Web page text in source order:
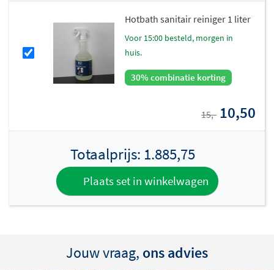
Hotbath sanitair reiniger 1 liter
voor 15:00 besteld, morgen in
huis.
30% combinatie korting
15,- 10,50
Totaalprijs: 1.885,75
Plaats set in winkelwagen
Jouw vraag, ons advies